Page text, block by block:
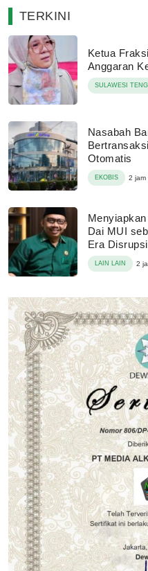
TERKINI
Ketua
Anggaran
SULAWESI
Nasabah
Otomatis
EKOBIS 2 jam
Dai MUI
Era
LAIN LAIN 2